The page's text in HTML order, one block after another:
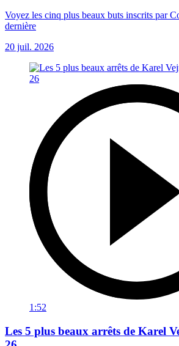
Voyez les cinq plus beaux buts inscrits par
dernière
20 juil. 2026
1:52
Les 5 plus beaux arrêts de Karel